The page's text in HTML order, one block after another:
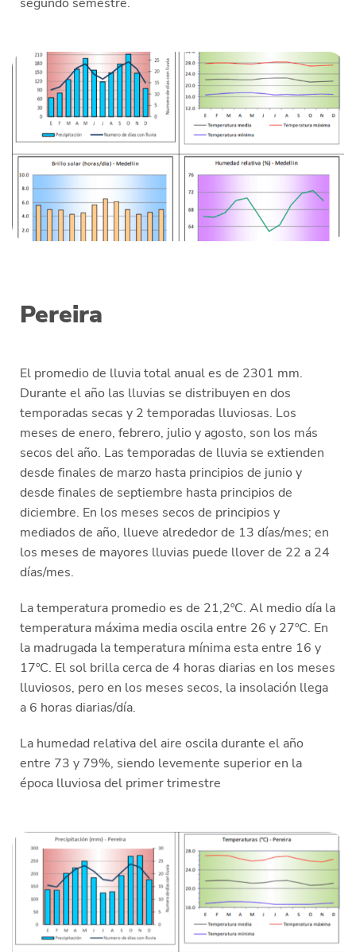
Pereira
El promedio de lluvia total anual es de 2301 mm.
Durante el año las lluvias se distribuyen en dos
temporadas secas y 2 temporadas lluviosas. Los
meses de enero, febrero, julio y agosto, son los más
secos del año. Las temporadas de lluvia se extienden
desde finales de marzo hasta principios de junio y
desde finales de septiembre hasta principios de
diciembre. En los meses secos de principios y
mediados de año, llueve alrededor de 13 días/mes; en
los meses de mayores lluvias puede llover de 22 a 24
días/mes.
La temperatura promedio es de 21,2ºC. Al medio día la
temperatura máxima media oscila entre 26 y 27ºC. En
la madrugada la temperatura mínima esta entre 16 y
17ºC. El sol brilla cerca de 4 horas diarias en los meses
lluviosos, pero en los meses secos, la insolación llega
a 6 horas diarias/día.
La humedad relativa del aire oscila durante el año
entre 73 y 79%, siendo levemente superior en la
época lluviosa del primer trimestre